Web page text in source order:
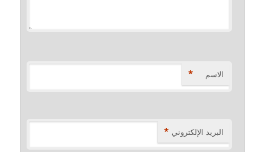
الاسم *
البريد الإلكتروني *